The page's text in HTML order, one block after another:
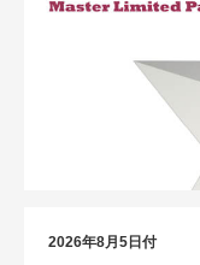
2026年8月5日付